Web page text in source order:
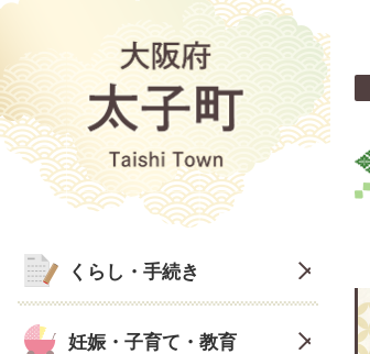
くらし・手続き
妊娠・子育て・教育